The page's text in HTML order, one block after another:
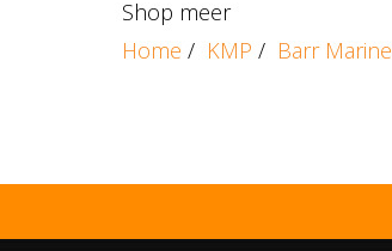
Shop meer
Home / KMP / Barr Marine